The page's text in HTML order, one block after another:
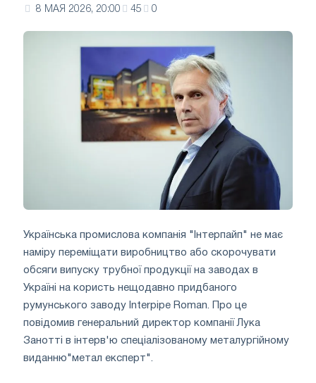
8 МАЯ 2026, 20:00 45 0
Українська промислова компанія "Інтерпайп" не має
наміру переміщати виробництво або скорочувати
обсяги випуску трубної продукції на заводах в
Україні на користь нещодавно придбаного
румунського заводу Interpipe Roman. Про це
повідомив генеральний директор компанії Лука
Занотті в інтерв'ю спеціалізованому металургійному
виданню"метал експерт".